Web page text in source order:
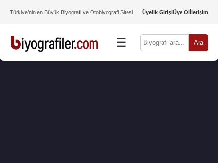
Türkiye’nin en Büyük Biyografi ve Otobiyografi Sitesi Üyelik GirişiÜye Olİletişim
☰ Ara